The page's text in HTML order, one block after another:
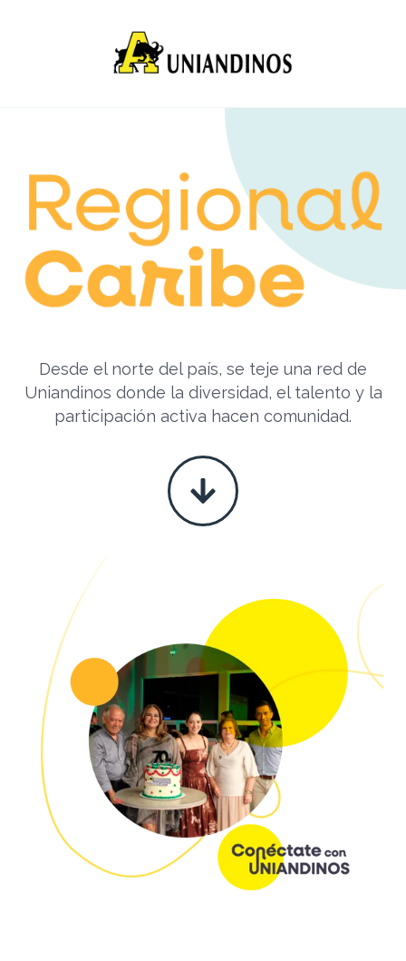
Desde el norte del país, se teje una red de
Uniandinos donde la diversidad, el talento y la
participación activa hacen comunidad.